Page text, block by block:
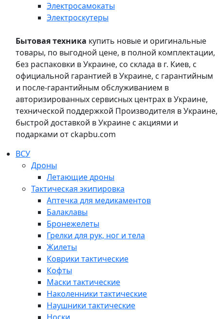
Электросамокаты
Электроскутеры
Бытовая техника купить новые и оригинальные
товары, по выгодной цене, в полной комплектации,
без распаковки в Украине, со склада в г. Киев, с
официальной гарантией в Украине, с гарантийным
и после-гарантийным обслуживанием в
авторизированных сервисных центрах в Украине,
технической поддержкой Производителя в Украине,
быстрой доставкой в Украине с акциями и
подарками от ckapbu.com
ВСУ
Дроны
Летающие дроны
Тактическая экипировка
Аптечка для медикаментов
Балаклавы
Бронежелеты
Грелки для рук, ног и тела
Жилеты
Коврики тактические
Кофты
Маски тактические
Наколенники тактические
Наушники тактические